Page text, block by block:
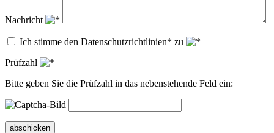
Nachricht
Ich stimme den Datenschutzrichtlinien* zu
Prüfzahl
Bitte geben Sie die Prüfzahl in das nebenstehende Feld ein:
abschicken